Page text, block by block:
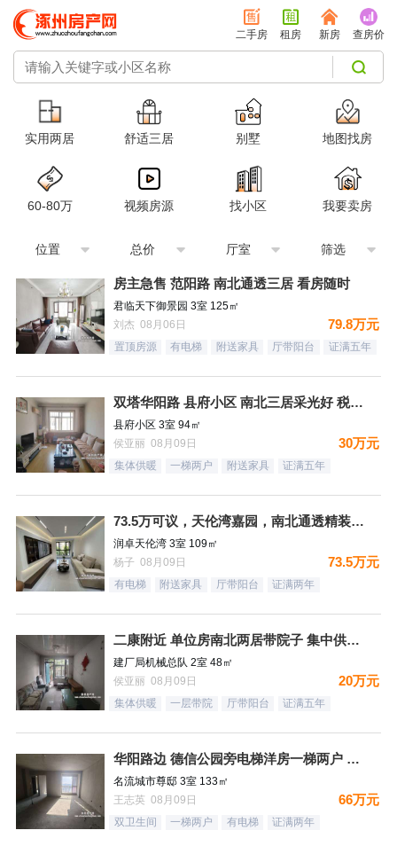
二手房 租房 新房 查房价
实用两居 舒适三居 别墅 地图找房
60-80万 视频房源 找小区 我要卖房
位置 总价 厅室 筛选
房主急售 范阳路 南北通透三居 看房随时
君临天下御景园 3室 125㎡
刘杰 08月06日
79.8万元
置顶房源 有电梯 附送家具 厅带阳台 证满五年
双塔华阳路 县府小区 南北三居采光好 税费低
县府小区 3室 94㎡
侯亚丽 08月09日
30万元
集体供暖 一梯两户 附送家具 证满五年
73.5万可议，天伦湾嘉园，南北通透精装未住，样板间南北三居
润卓天伦湾 3室 109㎡
杨子 08月09日
73.5万元
有电梯 附送家具 厅带阳台 证满两年
二康附近 单位房南北两居带院子 集中供暖税费低
建厂局机械总队 2室 48㎡
侯亚丽 08月09日
20万元
集体供暖 一层带院 厅带阳台 证满五年
华阳路边 德信公园旁电梯洋房一梯两户 三居双卫 66万！
名流城市尊邸 3室 133㎡
王志英 08月09日
66万元
双卫生间 一梯两户 有电梯 证满两年